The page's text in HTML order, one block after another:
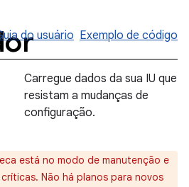
do usuário Exemplo de código
Carregue dados da sua IU que
resistam a mudanças de
configuração.
está no modo de manutenção e
Não há planos para novos